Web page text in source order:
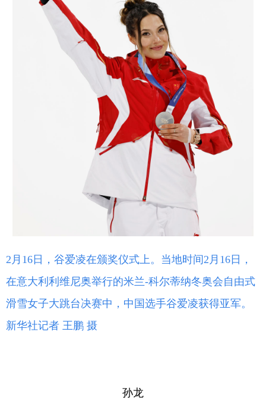
2月16日，谷爱凌在颁奖仪式上。当地时间2月16日，
在意大利利维尼奥举行的米兰-科尔蒂纳冬奥会自由式
滑雪女子大跳台决赛中，中国选手谷爱凌获得亚军。
新华社记者 王鹏 摄
孙龙